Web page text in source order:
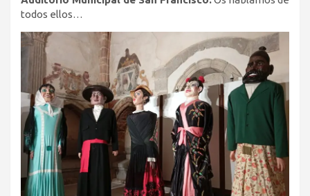
todos ellos…